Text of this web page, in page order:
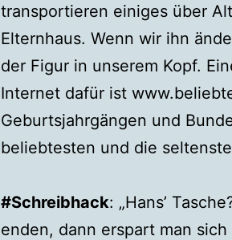
transportieren einiges über
Elternhaus. Wenn wir ihn
der Figur in unserem Kopf.
Internet dafür ist
Geburtsjahrgängen und
beliebtesten und die
#Schreibhack: „Hans’
enden, dann erspart man